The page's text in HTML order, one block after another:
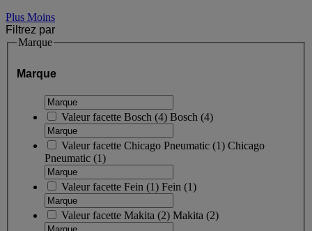
Plus Moins
Filtrez par
Marque
Marque
Valeur facette Bosch (4) Bosch (4)
Valeur facette Chicago Pneumatic (1) Chicago
Pneumatic (1)
Valeur facette Fein (1) Fein (1)
Valeur facette Makita (2) Makita (2)